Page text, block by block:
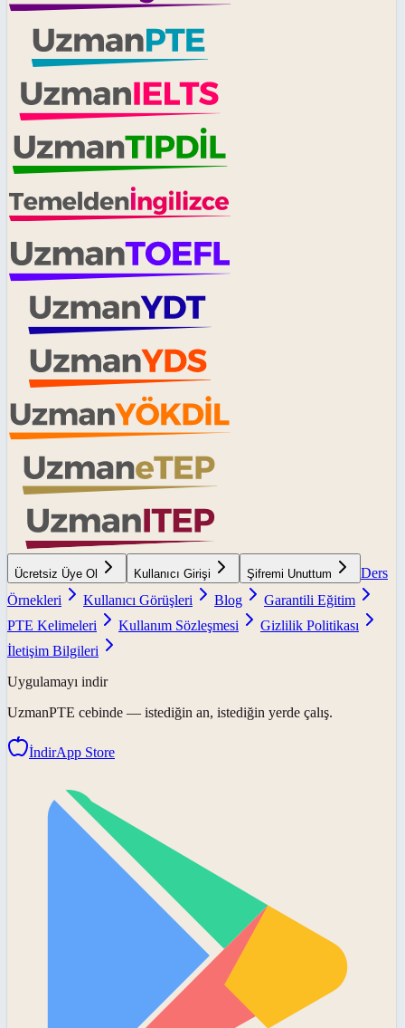
Ücretsiz Üye Ol Kullanıcı Girişi Şifremi Unuttum
Ders
Örnekleri
Kullanıcı Görüşleri Blog
Garantili Eğitim
PTE Kelimeleri
Kullanım Sözleşmesi
Gizlilik Politikası
İletişim Bilgileri
Uygulamayı indir
UzmanPTE cebinde — istediğin an, istediğin yerde çalış.
İndirApp Store